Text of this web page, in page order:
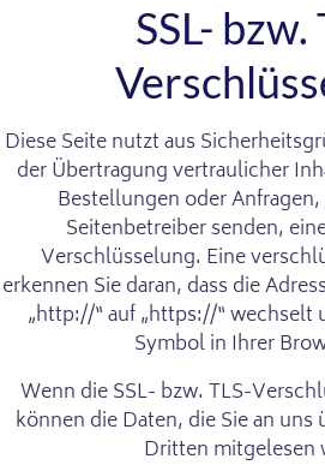
SSL- bzw.
Diese Seite nutzt aus
der Übertragung vertraulicher
Bestellungen oder Anfragen,
Seitenbetreiber senden,
Verschlüsselung. Eine
erkennen Sie daran, dass die
„http://“ auf „https://“ wechselt
Symbol in Ihrer
Wenn die SSL- bzw. TLS-
können die Daten, die Sie an
Dritten mitgelesen